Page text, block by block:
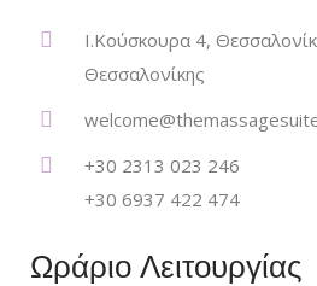
Ι.Κούσκουρα 4,
Θεσσαλονίκης
+30 2313 023 246
+30 6937 422 474
Ωράριο Λειτουργίας